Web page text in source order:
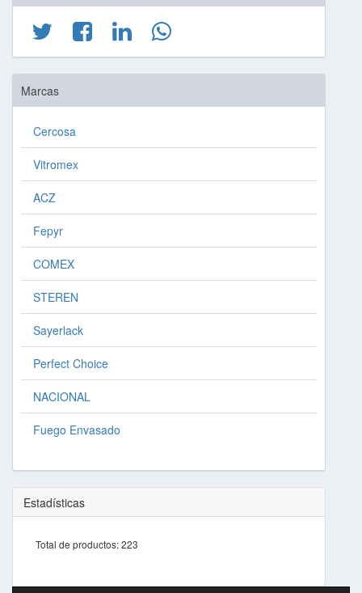
Marcas
Cercosa
Vitromex
ACZ
Fepyr
COMEX
STEREN
Sayerlack
Perfect Choice
NACIONAL
Fuego Envasado
Estadísticas
Total de productos:223